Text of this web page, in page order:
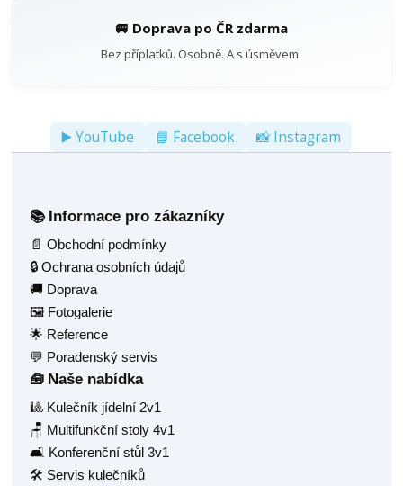
🚐 Doprava po ČR zdarma
Bez příplatků. Osobně. A s úsměvem.
▶️ YouTube 📘 Facebook 📸 Instagram
📚 Informace pro zákazníky
📄 Obchodní podmínky
🔒 Ochrana osobních údajů
🚚 Doprava
🖼️ Fotogalerie
🌟 Reference
💬 Poradenský servis
🧰 Naše nabídka
🎱 Kulečník jídelní 2v1
🪑 Multifunkční stoly 4v1
🛋️ Konferenční stůl 3v1
🛠️ Servis kulečníků